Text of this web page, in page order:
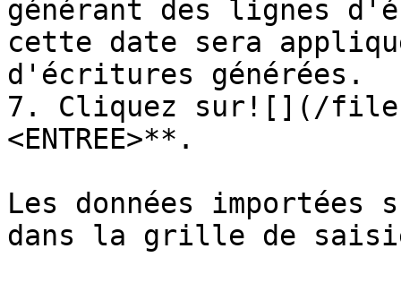
générant des lignes
cette date sera
d'écritures générées.
7. Cliquez sur![](/files/
<ENTREE>**.
Les données importées
dans la grille de